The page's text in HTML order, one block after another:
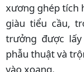
xương ghép tích
giàu tiểu cầu,
trưởng được
phẫu thuật và
vào xoang.